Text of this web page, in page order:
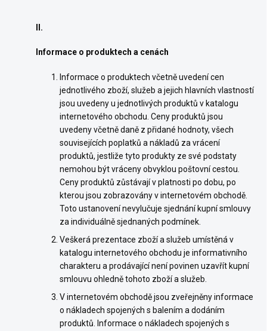
II.
Informace o produktech a cenách
Informace o produktech včetně uvedení cen
jednotlivého zboží, služeb a jejich hlavních vlastností
jsou uvedeny u jednotlivých produktů v katalogu
internetového obchodu. Ceny produktů jsou
uvedeny včetně daně z přidané hodnoty, všech
souvisejících poplatků a nákladů za vrácení
produktů, jestliže tyto produkty ze své podstaty
nemohou být vráceny obvyklou poštovní cestou.
Ceny produktů zůstávají v platnosti po dobu, po
kterou jsou zobrazovány v internetovém obchodě.
Toto ustanovení nevylučuje sjednání kupní smlouvy
za individuálně sjednaných podmínek.
Veškerá prezentace zboží a služeb umístěná v
katalogu internetového obchodu je informativního
charakteru a prodávající není povinen uzavřít kupní
smlouvu ohledně tohoto zboží a služeb.
V internetovém obchodě jsou zveřejněny informace
o nákladech spojených s balením a dodáním
produktů. Informace o nákladech spojených s